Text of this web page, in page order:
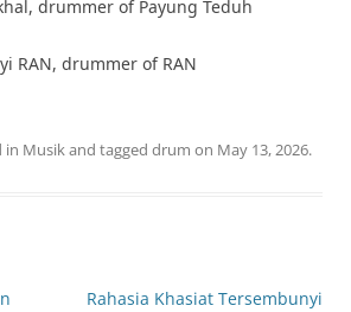
drummer of Payung Teduh
RAN, drummer of RAN
in Musikand tagged drum on May 13, 2026.
Rahasia Khasiat Tersembunyi